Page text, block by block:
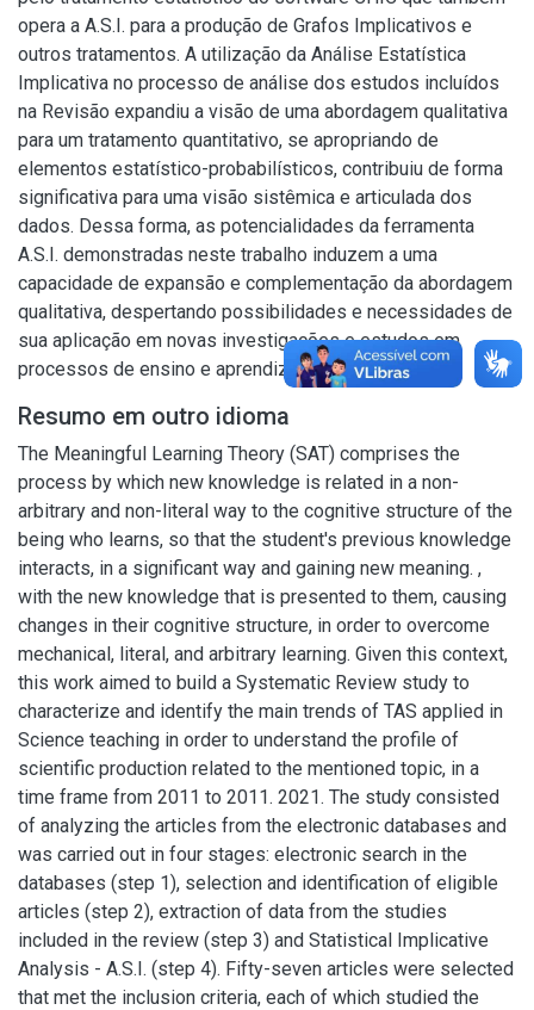
opera a A.S.I. para a produção de Grafos Implicativos e
outros tratamentos. A utilização da Análise Estatística
Implicativa no processo de análise dos estudos incluídos
na Revisão expandiu a visão de uma abordagem qualitativa
para um tratamento quantitativo, se apropriando de
elementos estatístico-probabilísticos, contribuiu de forma
significativa para uma visão sistêmica e articulada dos
dados. Dessa forma, as potencialidades da ferramenta
A.S.I. demonstradas neste trabalho induzem a uma
capacidade de expansão e complementação da abordagem
qualitativa, despertando possibilidades e necessidades de
sua aplicação em novas investigações e estudos em
processos de ensino e aprendizagem.
Resumo em outro idioma
The Meaningful Learning Theory (SAT) comprises the
process by which new knowledge is related in a non-
arbitrary and non-literal way to the cognitive structure of the
being who learns, so that the student's previous knowledge
interacts, in a significant way and gaining new meaning. ,
with the new knowledge that is presented to them, causing
changes in their cognitive structure, in order to overcome
mechanical, literal, and arbitrary learning. Given this context,
this work aimed to build a Systematic Review study to
characterize and identify the main trends of TAS applied in
Science teaching in order to understand the profile of
scientific production related to the mentioned topic, in a
time frame from 2011 to 2011. 2021. The study consisted
of analyzing the articles from the electronic databases and
was carried out in four stages: electronic search in the
databases (step 1), selection and identification of eligible
articles (step 2), extraction of data from the studies
included in the review (step 3) and Statistical Implicative
Analysis - A.S.I. (step 4). Fifty-seven articles were selected
that met the inclusion criteria, each of which studied the